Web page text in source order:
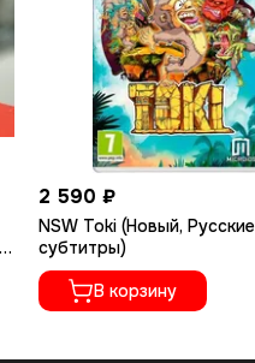
2 590 ₽
NSW Toki (Новый, Русские
субтитры)
В корзину